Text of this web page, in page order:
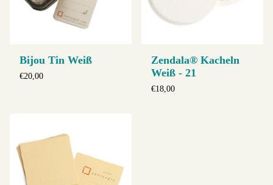
Bijou Tin Weiß
€20,00
Zendala® Kacheln
Weiß - 21
€18,00